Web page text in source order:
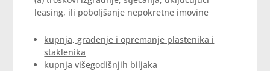
leasing, ili poboljšanje nepokretne imovine
kupnja, građenje i opremanje plastenika i
staklenika
kupnja višegodišnjih biljaka